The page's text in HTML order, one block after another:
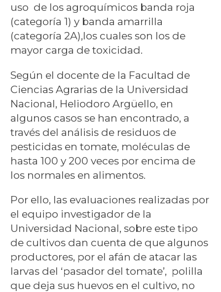
uso de los agroquímicos banda roja
(categoría 1) y banda amarrilla
(categoría 2A),los cuales son los de
mayor carga de toxicidad.
Según el docente de la Facultad de
Ciencias Agrarias de la Universidad
Nacional, Heliodoro Argüello, en
algunos casos se han encontrado, a
través del análisis de residuos de
pesticidas en tomate, moléculas de
hasta 100 y 200 veces por encima de
los normales en alimentos.
Por ello, las evaluaciones realizadas por
el equipo investigador de la
Universidad Nacional, sobre este tipo
de cultivos dan cuenta de que algunos
productores, por el afán de atacar las
larvas del ‘pasador del tomate’, polilla
que deja sus huevos en el cultivo, no